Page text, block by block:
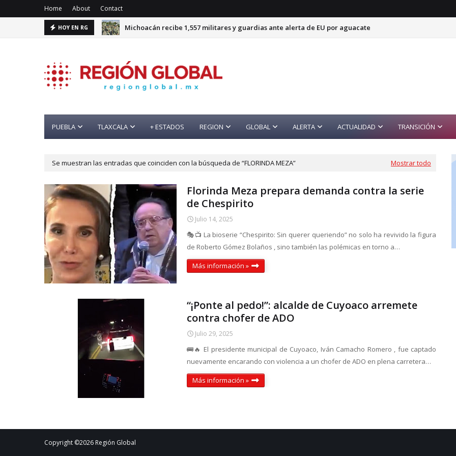
Home About Contact
HOY EN RG Michoacán recibe 1,557 militares y guardias ante alerta de EU por aguacate
PUEBLA TLAXCALA + ESTADOS REGION GLOBAL ALERTA ACTUALIDAD TRANSICIÓN
Se muestran las entradas que coinciden con la búsqueda de FLORINDA MEZA Mostrar todo
Florinda Meza prepara demanda contra la serie
de Chespirito
Julio 14, 2025
🎭📺 La bioserie “Chespirito: Sin querer queriendo” no solo ha revivido la figura
de Roberto Gómez Bolaños , sino también las polémicas en torno a…
Más información »
“¡Ponte al pedo!”: alcalde de Cuyoaco arremete
contra chofer de ADO
Julio 29, 2025
🚌🔥 El presidente municipal de Cuyoaco, Iván Camacho Romero , fue captado
nuevamente encarando con violencia a un chofer de ADO en plena carretera…
Más información »
Copyright ©2026 Región Global